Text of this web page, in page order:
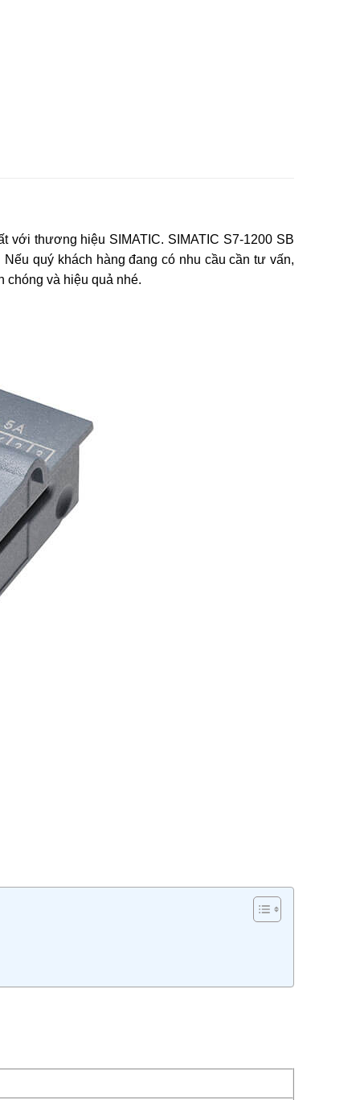
với thương hiệu SIMATIC. SIMATIC S7-1200 SB
quý khách hàng đang có nhu cầu cần tư vấn,
chóng và hiệu quả nhé.